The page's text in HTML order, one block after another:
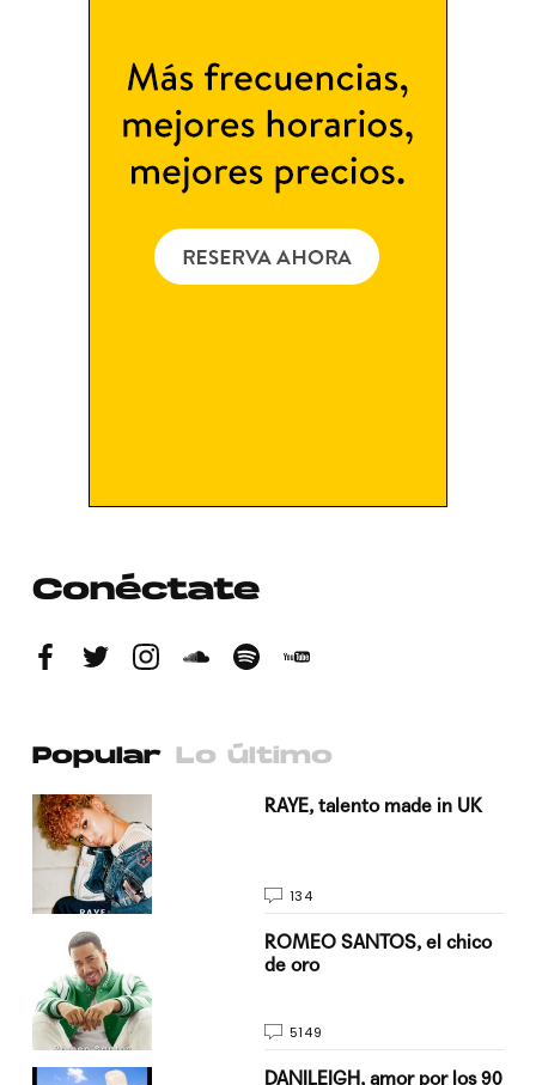
Conéctate
Popular Lo último
RAYE, talento made in UK
134
ROMEO SANTOS, el chico
de oro
5149
DANILEIGH, amor por los 90